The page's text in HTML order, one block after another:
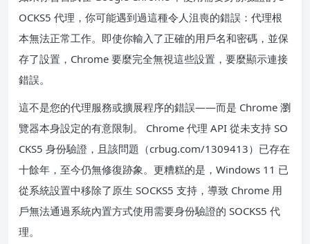
OCKS5 代理，你可能遇到過這種令人沮喪的錯誤：代理根
本無法正常工作。即使你輸入了正確的用戶名和密碼，並保
存了設置，Chrome 要麼完全無視這些設置，要麼顯示連接
錯誤。
這不是您的代理服務或擴展程序的錯誤——而是 Chrome 瀏
覽器本身設定的有意限制。 Chrome 代理 API 從未支持 SO
CKS5 身份驗證，且該問題（crbug.com/1309413）已存在
十餘年，至今仍無修復跡象。更糟糕的是，Windows 11 已
從系統設置中移除了原生 SOCKS5 支持，導致 Chrome 用
戶無法通過系統內置方式使用需要身份驗證的 SOCKS5 代
理。